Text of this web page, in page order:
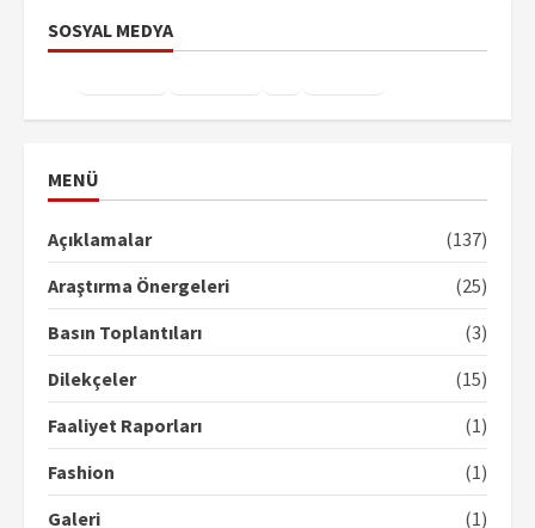
SOSYAL MEDYA
MENÜ
Açıklamalar
(137)
Araştırma Önergeleri
(25)
Basın Toplantıları
(3)
Dilekçeler
(15)
Faaliyet Raporları
(1)
Fashion
(1)
Galeri
(1)